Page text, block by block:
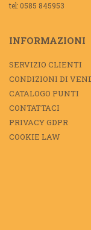
tel: 0585 845953
INFORMAZIONI
SERVIZIO CLIENTI
CONDIZIONI DI
CATALOGO PUNTI
CONTATTACI
PRIVACY GDPR
COOKIE LAW